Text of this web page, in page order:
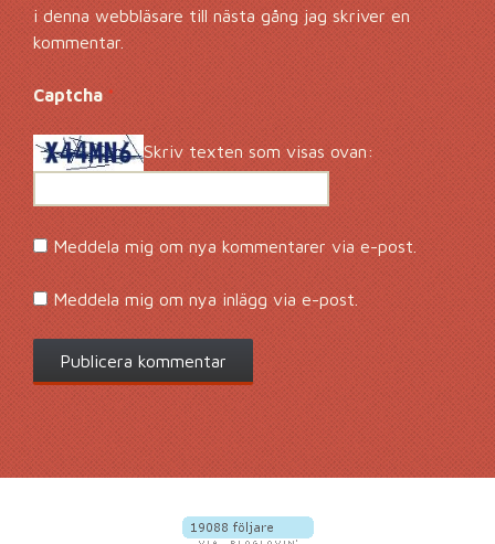
i denna webbläsare till nästa gång jag skriver en
kommentar.
Captcha*
Skriv texten som visas ovan:
Meddela mig om nya kommentarer via e-post.
Meddela mig om nya inlägg via e-post.